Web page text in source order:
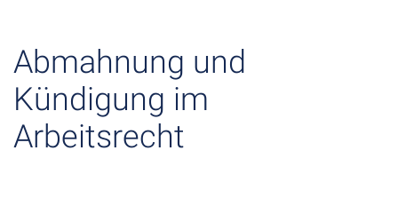
Abmahnung und
Kündigung im
Arbeitsrecht